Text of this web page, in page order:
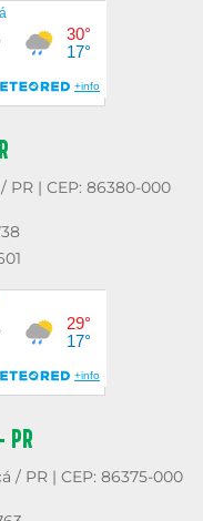
PR | CEP: 86380-000
PR
/ PR | CEP: 86375-000